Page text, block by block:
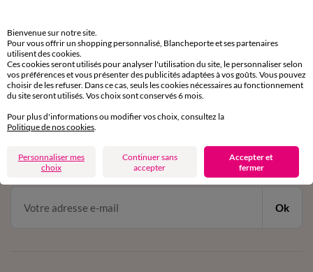
Service clients
par chat et par téléphone
de 8h00 à 20h00 du lundi au samedi
11€ Offerts
dès 20€ d’achat
conditions dans votre email de confirmation
Ok
Bienvenue sur notre site.
Pour vous offrir un shopping personnalisé, Blancheporte et ses partenaires
utilisent des cookies.
Ces cookies seront utilisés pour analyser l'utilisation du site, le personnaliser selon
vos préférences et vous présenter des publicités adaptées à vos goûts. Vous pouvez
choisir de les refuser. Dans ce cas, seuls les cookies nécessaires au fonctionnement
du site seront utilisés. Vos choix sont conservés 6 mois.
Pour plus d'informations ou modifier vos choix, consultez la
Politique de nos cookies.
Personnaliser mes
choix
Continuer sans
accepter
Accepter et
fermer